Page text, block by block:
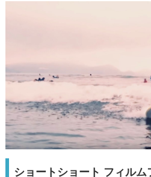
ショートショート フィル